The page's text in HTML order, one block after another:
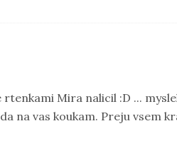
rtenkami Mira nalicil :D ...
na vas koukam. Preju vsem